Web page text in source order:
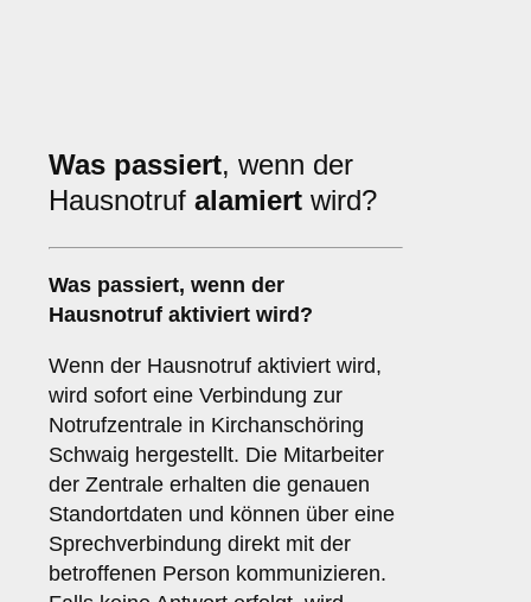
Was passiert, wenn der
Hausnotruf alamiert wird?
Was passiert, wenn der
Hausnotruf aktiviert wird?
Wenn der Hausnotruf aktiviert wird,
wird sofort eine Verbindung zur
Notrufzentrale in Kirchanschöring
Schwaig hergestellt. Die Mitarbeiter
der Zentrale erhalten die genauen
Standortdaten und können über eine
Sprechverbindung direkt mit der
betroffenen Person kommunizieren.